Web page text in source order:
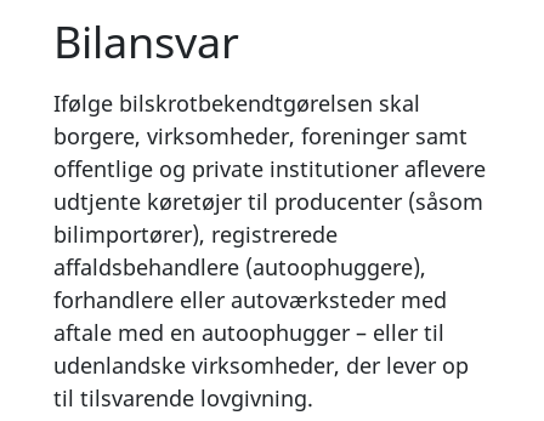
Bilansvar
Ifølge bilskrotbekendtgørelsen skal
borgere, virksomheder, foreninger samt
offentlige og private institutioner aflevere
udtjente køretøjer til producenter (såsom
bilimportører), registrerede
affaldsbehandlere (autoophuggere),
forhandlere eller autoværksteder med
aftale med en autoophugger – eller til
udenlandske virksomheder, der lever op
til tilsvarende lovgivning.